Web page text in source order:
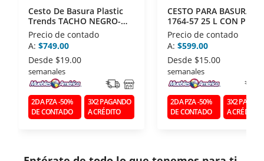
Cesto De Basura Plastic
Trends TACHO NEGRO-
GRIS 135 L
Precio de contado
A: $749.00
Desde $19.00
semanales
2DA PZA -50%
DE CONTADO
3X2 PAGANDO
A CRÉDITO
CESTO PARA BASURA
1764-57 25 L CON
Precio de contado
A: $599.00
Desde $15.00
semanales
2DA PZA -50%
DE CONTADO
3X2
A CRÉDITO